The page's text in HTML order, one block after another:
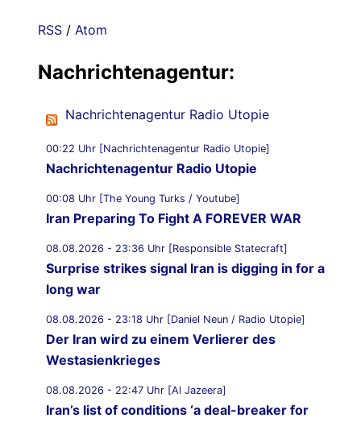
RSS / Atom
Nachrichtenagentur:
Nachrichtenagentur Radio Utopie
00:22 Uhr [Nachrichtenagentur Radio Utopie]
Nachrichtenagentur Radio Utopie
00:08 Uhr [The Young Turks / Youtube]
Iran Preparing To Fight A FOREVER WAR
08.08.2026 - 23:36 Uhr [Responsible Statecraft]
Surprise strikes signal Iran is digging in for a
long war
08.08.2026 - 23:18 Uhr [Daniel Neun / Radio Utopie]
Der Iran wird zu einem Verlierer des
Westasienkrieges
08.08.2026 - 22:47 Uhr [Al Jazeera]
Iran’s list of conditions ‘a deal-breaker for